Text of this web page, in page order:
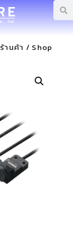
ร้านค้า / Shop